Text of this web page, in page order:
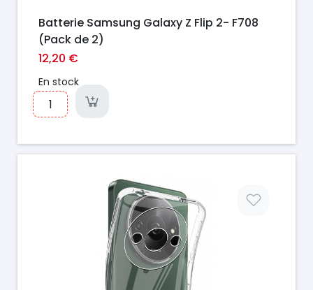
Batterie Samsung Galaxy Z Flip 2- F708
(Pack de 2)
12,20 €
En stock